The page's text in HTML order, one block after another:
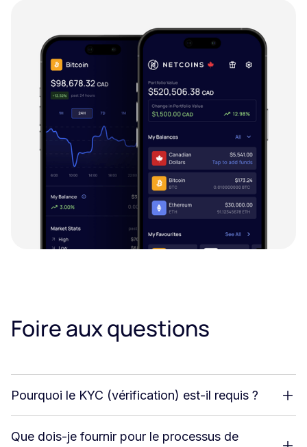
Foire aux questions
Pourquoi le KYC (vérification) est-il requis ?
Que dois-je fournir pour le processus de